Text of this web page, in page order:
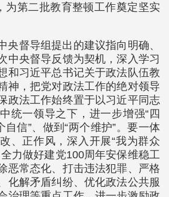
为第二批教育整顿工作奠定坚实
央督导组提出的建议指向明确、
中央督导反馈为契机，深入学习
和习近平总书记关于政法队伍教
神，把党对政法工作的绝对领导
政法工作始终置于以习近平同志
统一领导之下，进一步增强“四
自信”、做到“两个维护”。要一体
、正作风，深入开展“我为群众
力做好建党100周年安保维稳工
恶常态化、打击违法犯罪、严格
化解矛盾纠纷、优化政法公共服